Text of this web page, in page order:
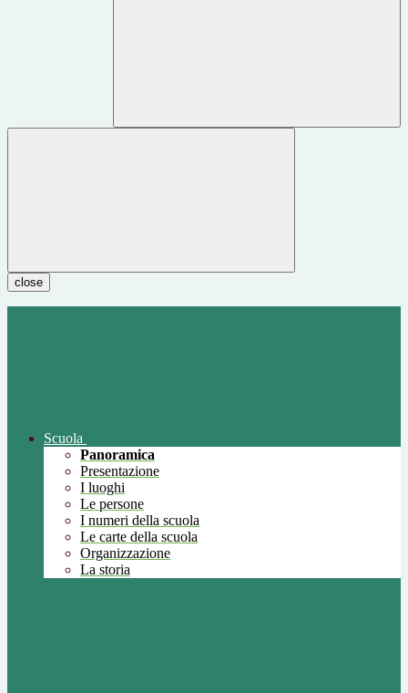
close
Scuola
Panoramica
Presentazione
I luoghi
Le persone
I numeri della scuola
Le carte della scuola
Organizzazione
La storia